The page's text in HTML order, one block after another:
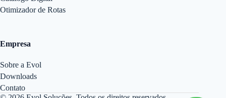
Otimizador de Rotas
Empresa
Sobre a Evol
Downloads
Contato